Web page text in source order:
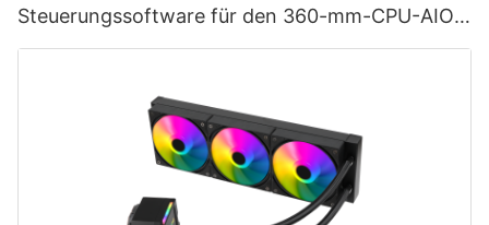
Steuerungssoftware für den 360-mm-CPU-AIO-
Flüssigkeitskühler mit LCD-Bildschirm AURORA